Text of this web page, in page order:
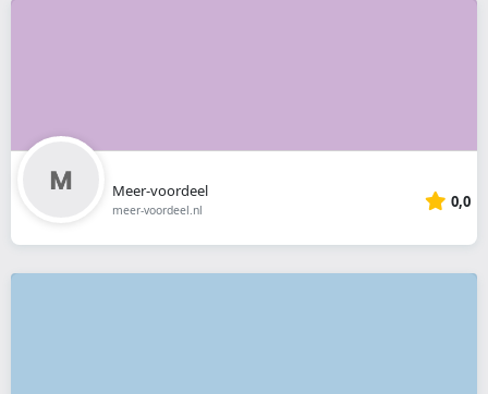
Meer-voordeel
meer-voordeel.nl 0,0